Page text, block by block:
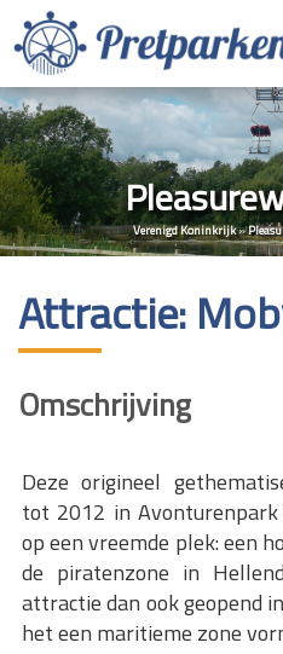
Verenigd Koninkrijk»
Attractie:
Omschrijving
Deze origineel
tot 2012 in
op een vreemde plek: een
de piratenzone in
attractie dan ook geopend
het een maritieme zone